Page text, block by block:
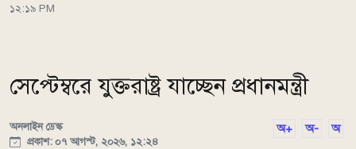
১২:১৯ PM
সেপ্টেম্বরে যুক্তরাষ্ট্র যাচ্ছেন প্রধানমন্ত্রী
অনলাইন ডেস্ক
প্রকাশ: ০৭ আগস্ট, ২০২৬, ১২:২৪
অ+ অ- অ